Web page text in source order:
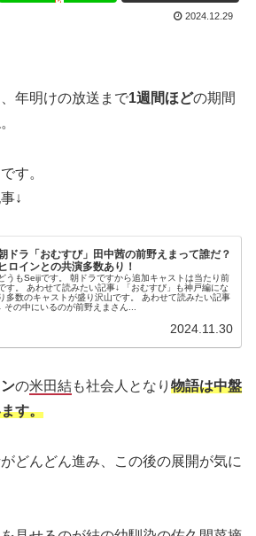
2024.12.29
年明けの放送まで1週間ほどの期間
す。
↓
ドラ「おむすび」田中茜の前野えまって誰だ？
ヒロインとの共演多数あり！
うもSeijiです。 朝ドラですから追加キャストは当たり前
す。 あわせて読みたい記事↓ 「おむすび」も神戸編にな
り多数のキャストが盛り沢山です。 あわせて読みたい記事
その中にいるのが前野えまさん...
2024.11.30
の米田結も社会人となり 物語は中盤
す。
どんどん進み、この後の展開が気に